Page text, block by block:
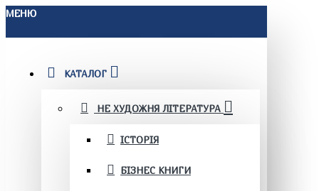
МЕНЮ
КАТАЛОГ
НЕ ХУДОЖНЯ ЛІТЕРАТУРА
ІСТОРІЯ
БІЗНЕС КНИГИ